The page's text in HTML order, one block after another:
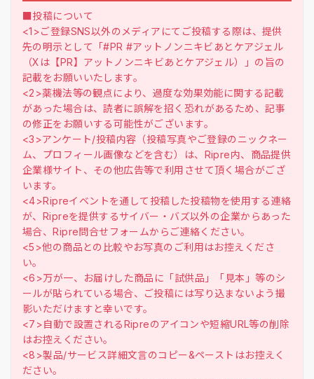
■投稿について
<1>ご登録SNS以外のメディアにてご投稿する際は、提供
先の明示として「#PR #アットノンニキビあとケアジェル
（Xは【PR】アットノンニキビあとケアジェル）」の旨の
記載をお願いいたします。
<2>薬機法等の観点により、過度な効果効能に関する記載
があった場合は、読者に誤解を招く恐れがあるため、記事
の修正をお願いする可能性がございます。
<3>アンケート/投稿内容（投稿写真やご登録のニックネー
ム、プロフィール画像などを含む）は、Ripre内、商品提供
企業様サイト、その他広告等で利用させて頂く場合がござ
います。
<4>Ripreイベントを通して投稿した投稿物を使用する連絡
が、Ripreを提供するサイバー・バズ以外の企業からあった
場合、Ripre問合せフォームからご連絡ください。
<5>他の商品との比較やお写真のご利用はお控えくださ
い。
<6>万が一、お届けした商品に「試供品」「見本」等のシ
ールが貼られている場合、ご投稿には写り込まないよう撮
影いただけますと幸いです。
<7>自動で設置されるRipreのアイコンや短縮URL等の削除
はお控えください。
<8>製品/サービス詳細文言のコピー&ペーストはお控えく
ださい。